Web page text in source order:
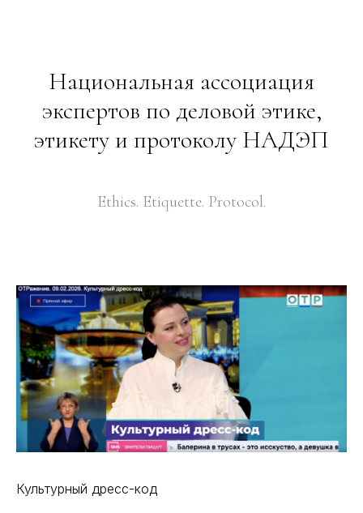
Национальная ассоциация
экспертов по деловой этике,
этикету и протоколу НАДЭП
Ethics. Etiquette. Protocol.
Культурный дресс-код